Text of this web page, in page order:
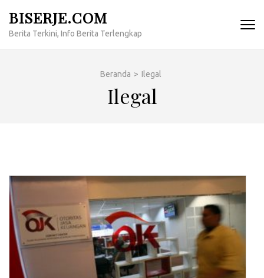
konten
BISERJE.COM
Berita Terkini, Info Berita Terlengkap
Beranda > Ilegal
Ilegal